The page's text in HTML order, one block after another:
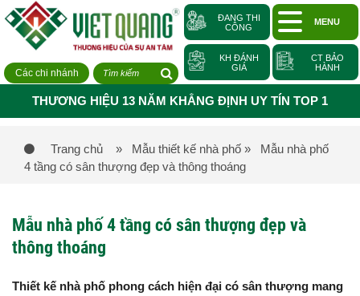
Các chi nhánh
ĐANG THI
CÔNG
MENU
KH ĐÁNH
GIÁ
CT BẢO
HÀNH
THƯƠNG HIỆU 13 NĂM KHẲNG ĐỊNH UY TÍN TOP 1
Trang chủ » Mẫu thiết kế nhà phố » Mẫu nhà phố
4 tầng có sân thượng đẹp và thông thoáng
Mẫu nhà phố 4 tầng có sân thượng đẹp và
thông thoáng
Thiết kế nhà phố phong cách hiện đại có sân thượng mang